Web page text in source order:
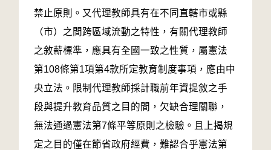
禁止原則。又代理教師具有在不同直轄市或縣
（市）之間跨區域流動之特性，有關代理教師
之敘薪標準，應具有全國一致之性質，屬憲法
第108條第1項第4款所定教育制度事項，應由中
央立法。限制代理教師採計職前年資提敘之手
段與提升教育品質之目的間，欠缺合理關聯，
無法通過憲法第7條平等原則之檢驗。且上揭規
定之目的僅在節省政府經費，難認合乎憲法第